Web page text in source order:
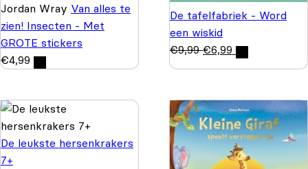
Jordan Wray Van alles te
zien! Insecten - Met
GROTE stickers
€4,99
De tafelfabriek - Word
een wiskid
€9,99 €6,99
De leukste hersenkrakers
7+